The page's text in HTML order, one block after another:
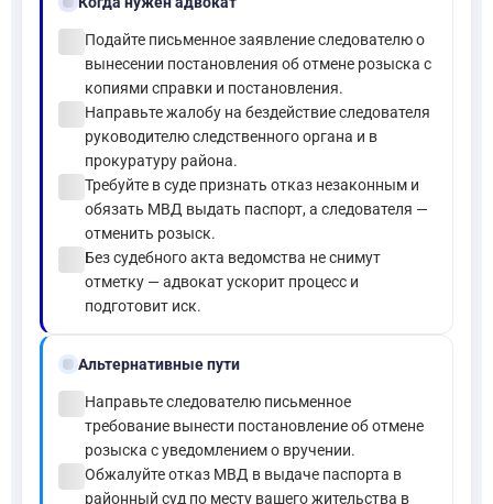
Подайте письменное заявление следователю о
вынесении постановления об отмене розыска с
копиями справки и постановления.
Направьте жалобу на бездействие следователя
руководителю следственного органа и в
прокуратуру района.
Требуйте в суде признать отказ незаконным и
обязать МВД выдать паспорт, а следователя —
отменить розыск.
Без судебного акта ведомства не снимут
отметку — адвокат ускорит процесс и
подготовит иск.
alt_routeАльтернативные пути
Направьте следователю письменное
требование вынести постановление об отмене
розыска с уведомлением о вручении.
Обжалуйте отказ МВД в выдаче паспорта в
районный суд по месту вашего жительства в